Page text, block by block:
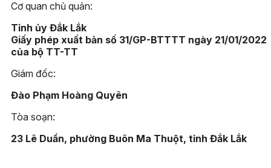
Cơ quan chủ quản:
Tỉnh ủy Đắk Lắk
Giấy phép xuất bản số 31/GP-BTTTT ngày 21/01/2022
của bộ TT-TT
Giám đốc:
Đào Phạm Hoàng Quyên
Tòa soạn:
23 Lê Duẩn, phường Buôn Ma Thuột, tỉnh Đắk Lắk